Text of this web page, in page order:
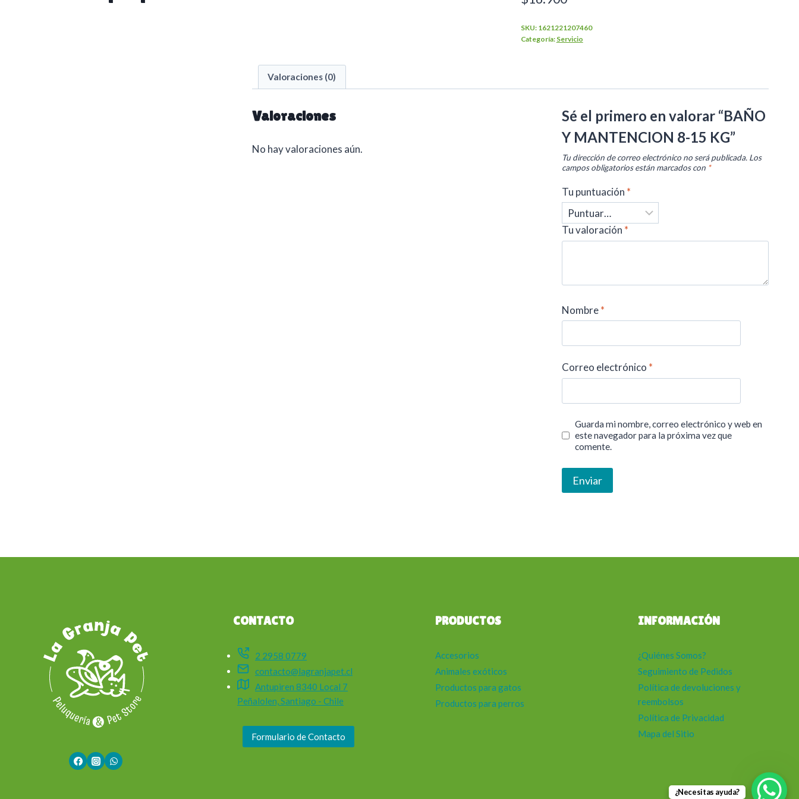
SKU: 1621221207460
Categoría: Servicio
Valoraciones (0)
Valoraciones
No hay valoraciones aún.
Sé el primero en valorar “BAÑO
Y MANTENCION 8-15 KG”
Tu dirección de correo electrónico no será publicada. Los
campos obligatorios están marcados con *
Tu puntuación *
Tu valoración *
Nombre*
Correo electrónico *
Guarda mi nombre, correo electrónico y web en
este navegador para la próxima vez que
comente.
CONTACTO
2 2958 0779
contacto@lagranjapet.cl
Antupiren 8340 Local 7
Peñalolen, Santiago - Chile
Formulario de Contacto
PRODUCTOS
Accesorios
Animales exóticos
Productos para gatos
Productos para perros
INFORMACIÓN
¿Quiénes Somos?
Seguimiento de Pedidos
Política de devoluciones y
reembolsos
Política de Privacidad
Mapa del Sitio
¿Necesitas ayuda?